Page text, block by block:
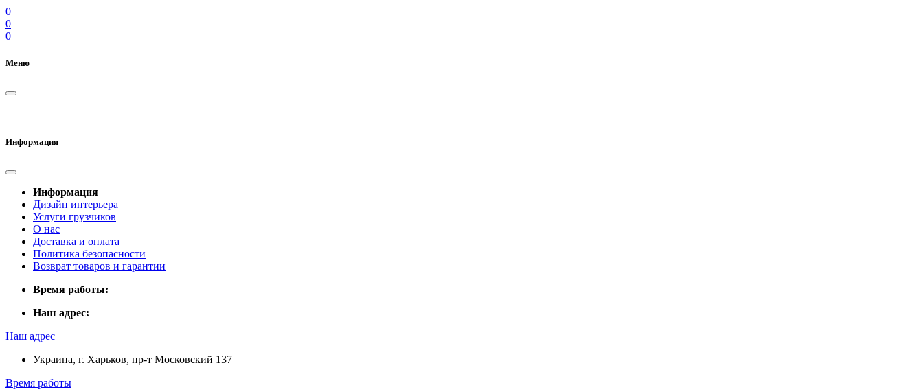
0
0
0
Меню
Информация
Информация
Дизайн интерьера
Услуги грузчиков
О нас
Доставка и оплата
Политика безопасности
Возврат товаров и гарантии
Время работы:
Наш адрес:
Наш адрес
Украина, г. Харьков, пр-т Московский 137
Время работы